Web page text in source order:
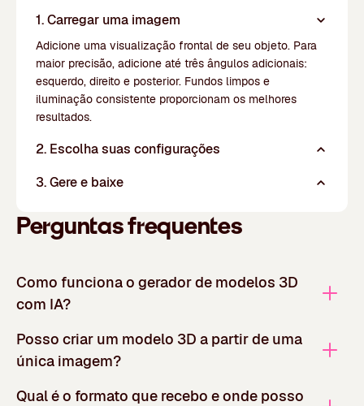
1. Carregar uma imagem
Adicione uma visualização frontal de seu objeto. Para
maior precisão, adicione até três ângulos adicionais:
esquerdo, direito e posterior. Fundos limpos e
iluminação consistente proporcionam os melhores
resultados.
2. Escolha suas configurações
3. Gere e baixe
Perguntas frequentes
Como funciona o gerador de modelos 3D
com IA?
Posso criar um modelo 3D a partir de uma
única imagem?
Qual é o formato que recebo e onde posso